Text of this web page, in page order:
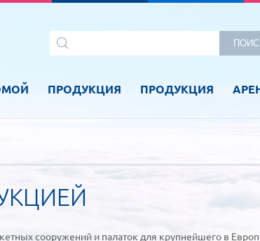
ПРОДУКЦИЯ ПРОДУКЦИЯ
сооружений и палаток для крупнейшего в